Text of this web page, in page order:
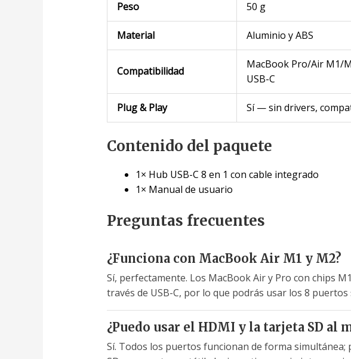
Peso 50 g
Material Aluminio y ABS
Compatibilidad
MacBook Pro/Air M1/
USB-C
Plug & Play Sí — sin drivers,
Contenido del paquete
1× Hub USB-C 8 en 1 con cable integrado
1× Manual de usuario
Preguntas frecuentes
¿Funciona con MacBook Air M1 y M2?
Sí, perfectamente. Los MacBook Air y Pro con chips
través de USB-C, por lo que podrás usar los 8
¿Puedo usar el HDMI y la tarjeta SD al
Sí. Todos los puertos funcionan de forma